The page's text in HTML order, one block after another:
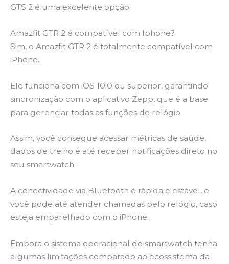
GTS 2 é uma excelente opção.
Amazfit GTR 2 é compatível com Iphone?
Sim, o Amazfit GTR 2 é totalmente compatível com
iPhone.
Ele funciona com iOS 10.0 ou superior, garantindo
sincronização com o aplicativo Zepp, que é a base
para gerenciar todas as funções do relógio.
Assim, você consegue acessar métricas de saúde,
dados de treino e até receber notificações direto no
seu smartwatch.
A conectividade via Bluetooth é rápida e estável, e
você pode até atender chamadas pelo relógio, caso
esteja emparelhado com o iPhone.
Embora o sistema operacional do smartwatch tenha
algumas limitações comparado ao ecossistema da